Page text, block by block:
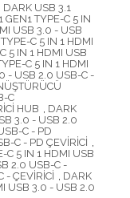
DARK USB 3.1
GEN1 TYPE-C 5 IN
USB 3.0 - USB
C 5 IN 1 HDMI
5 IN 1 HDMI USB
C 5 IN 1 HDMI
- USB 2.0 USB-C -
C
HUB
DARK
3.0 - USB 2.0
C - PD
C - PD ÇEVİRİCİ
C 5 IN 1 HDMI USB
2.0 USB-C -
- ÇEVİRİCİ
DARK
USB 3.0 - USB 2.0